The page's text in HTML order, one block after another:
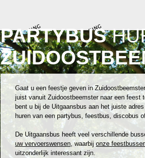
PARTYBUS
Gaat u een feestje geven in
juist vanuit Zuidoostbeemster naar een feest
bent u bij de Uitgaansbus aan het juiste
huren van een partybus, feestbus, discobus
De Uitgaansbus heeft veel verschillende
uw vervoerswensen, waarbij onze
uitzonderlijk interessant zijn.